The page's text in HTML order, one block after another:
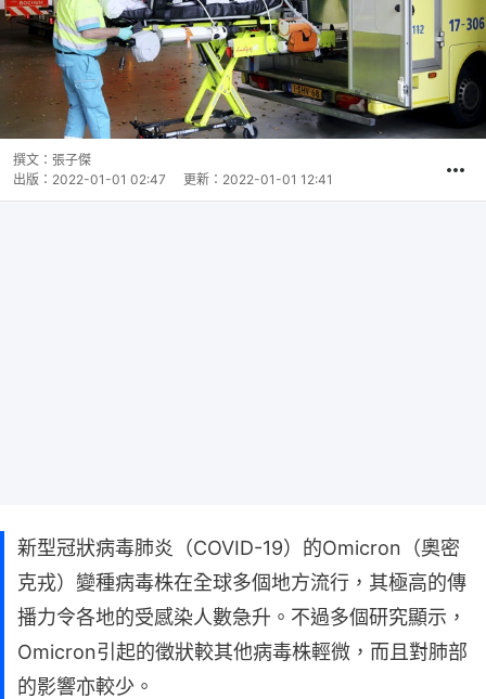
撰文： 張子傑
出版： 2022-01-01 02:47 更新： 2022-01-01 12:41
新型冠狀病毒肺炎（COVID-19）的Omicron（奧密
克戎）變種病毒株在全球多個地方流行，其極高的傳
播力令各地的受感染人數急升。不過多個研究顯示，
Omicron引起的徵狀較其他病毒株輕微，而且對肺部
的影響亦較少。